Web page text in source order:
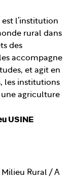
est l’institution
rural dans
des
accompagne
et agit en
les institutions
une agriculture
USINE
Milieu Rural / A